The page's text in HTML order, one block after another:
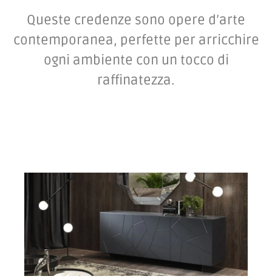
Queste credenze sono opere d’arte
contemporanea, perfette per arricchire
ogni ambiente con un tocco di
raffinatezza.